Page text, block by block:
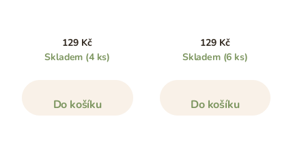
129 Kč
Skladem (4 ks)
Do košíku
129 Kč
Skladem (6 ks)
Do košíku